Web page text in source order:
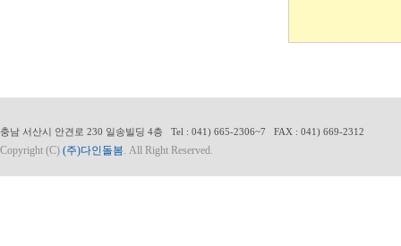
충남 서산시 안견로 230 일송빌딩 4층 Tel : 041) 665-2306~7 FAX : 041) 669-2312
Copyright (C) (주)다인돌봄. All Right Reserved.